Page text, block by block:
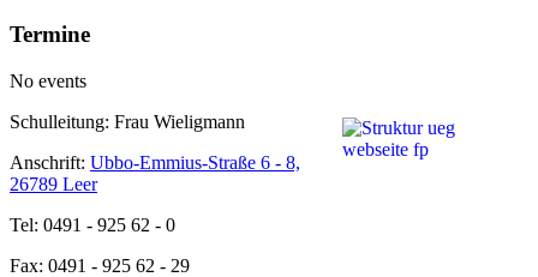
Termine
No events
Schulleitung: Frau Wieligmann
Anschrift: Ubbo-Emmius-Straße 6 - 8,
26789 Leer
Tel: 0491 - 925 62 - 0
Fax: 0491 - 925 62 - 29